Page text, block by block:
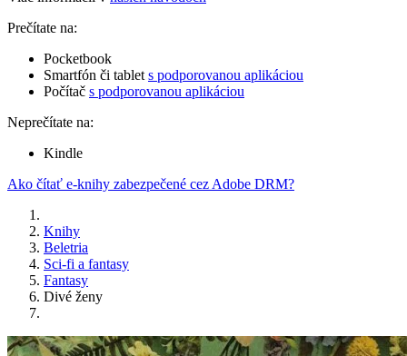
Prečítate na:
Pocketbook
Smartfón či tablet s podporovanou aplikáciou
Počítač s podporovanou aplikáciou
Neprečítate na:
Kindle
Ako čítať e-knihy zabezpečené cez Adobe DRM?
Knihy
Beletria
Sci-fi a fantasy
Fantasy
Divé ženy